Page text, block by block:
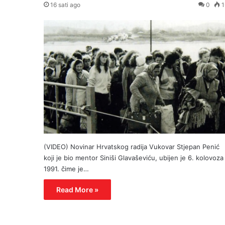
16 sati ago 0
(VIDEO) Novinar Hrvatskog radija Vukovar Stjepan Penić
koji je bio mentor Siniši Glavaševiću, ubijen je 6. kolovoza
1991. čime je…
Read More »